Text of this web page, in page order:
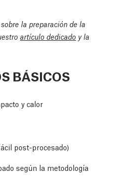
la preparación de la
artículo dedicado y la
BÁSICOS
y calor
post-procesado)
según la metodología